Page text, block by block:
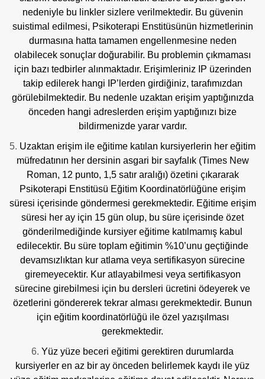
nedeniyle bu linkler sizlere verilmektedir. Bu güvenin
suistimal edilmesi, Psikoterapi Enstitüsünün hizmetlerinin
durmasına hatta tamamen engellenmesine neden
olabilecek sonuçlar doğurabilir. Bu problemin çıkmaması
için bazı tedbirler alınmaktadır. Erişimleriniz IP üzerinden
takip edilerek hangi IP’lerden girdiğiniz, tarafımızdan
görülebilmektedir. Bu nedenle uzaktan erişim yaptığınızda
önceden hangi adreslerden erişim yaptığınızı bize
bildirmenizde yarar vardır.
Uzaktan erişim ile eğitime katılan kursiyerlerin her eğitim
müfredatının her dersinin asgari bir sayfalık (Times New
Roman, 12 punto, 1,5 satır aralığı) özetini çıkararak
Psikoterapi Enstitüsü Eğitim Koordinatörlüğüne erişim
süresi içerisinde göndermesi gerekmektedir. Eğitime erişim
süresi her ay için 15 gün olup, bu süre içerisinde özet
gönderilmediğinde kursiyer eğitime katılmamış kabul
edilecektir. Bu süre toplam eğitimin %10’unu geçtiğinde
devamsızlıktan kur atlama veya sertifikasyon sürecine
giremeyecektir. Kur atlayabilmesi veya sertifikasyon
sürecine girebilmesi için bu dersleri ücretini ödeyerek ve
özetlerini göndererek tekrar alması gerekmektedir. Bunun
için eğitim koordinatörlüğü ile özel yazışılması
gerekmektedir.
Yüz yüze beceri eğitimi gerektiren durumlarda
kursiyerler en az bir ay önceden belirlemek kaydı ile yüz